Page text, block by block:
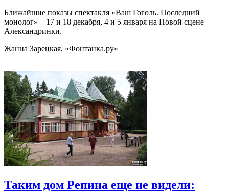
Ближайшие показы спектакля «Ваш Гоголь. Последний
монолог» – 17 и 18 декабря, 4 и 5 января на Новой сцене
Александринки.
Жанна Зарецкая, «Фонтанка.ру»
Таким дом Репина еще не видели: